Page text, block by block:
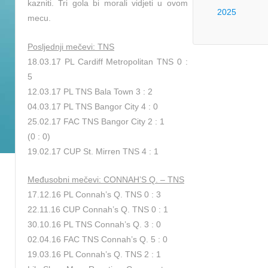
kazniti. Tri gola bi morali vidjeti u ovom
mecu.
Posljednji mečevi: TNS
18.03.17 PL Cardiff Metropolitan TNS 0 :
5
12.03.17 PL TNS Bala Town 3 : 2
04.03.17 PL TNS Bangor City 4 : 0
25.02.17 FAC TNS Bangor City 2 : 1
(0 : 0)
19.02.17 CUP St. Mirren TNS 4 : 1
Međusobni mečevi: CONNAH’S Q. – TNS
17.12.16 PL Connah’s Q. TNS 0 : 3
22.11.16 CUP Connah’s Q. TNS 0 : 1
30.10.16 PL TNS Connah’s Q. 3 : 0
02.04.16 FAC TNS Connah’s Q. 5 : 0
19.03.16 PL Connah’s Q. TNS 2 : 1
2025